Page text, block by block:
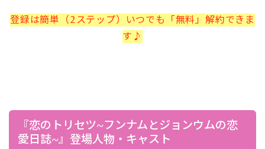
登録は簡単（2ステップ）いつでも「無料」解約できま
す♪
『恋のトリセツ~フンナムとジョンウムの恋
愛日誌~』登場人物・キャスト